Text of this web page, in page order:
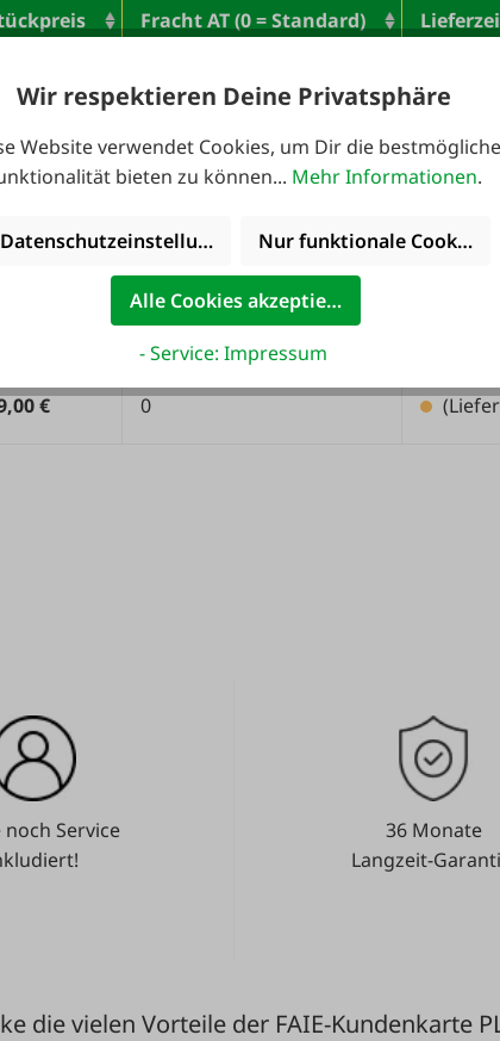
Fracht AT (0 = Standard)
165,00 € 0
€ 0
1-3
119,00 € 0
0
€ 0
noch Service
36 Monate
Langzeit-
die vielen Vorteile der FAIE-Kundenkarte
Wir respektieren Deine Privatsphäre
Website verwendet Cookies, um Dir die bestmögliche
bieten zu können... Mehr Informationen.
Datenschutzeinstellungen Nur funktionale Cookies
Alle Cookies akzeptieren
- Service: Impressum